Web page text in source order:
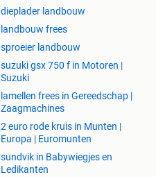
dieplader landbouw
landbouw frees
sproeier landbouw
suzuki gsx 750 f in Motoren |
Suzuki
lamellen frees in Gereedschap |
Zaagmachines
2 euro rode kruis in Munten |
Europa | Euromunten
sundvik in Babywiegjes en
Ledikanten